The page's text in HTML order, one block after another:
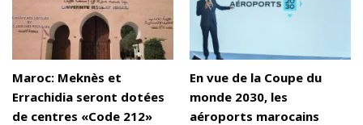
Maroc: Meknès et
Errachidia seront dotées
de centres «Code 212»
En vue de la Coupe du
monde 2030, les
aéroports marocains